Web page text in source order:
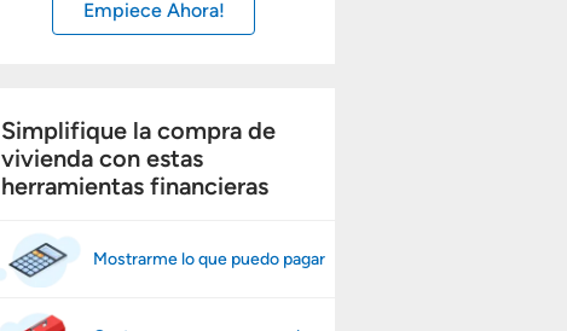
Empiece Ahora!
Simplifique la compra de
vivienda con estas
herramientas financieras
Mostrarme lo que puedo pagar